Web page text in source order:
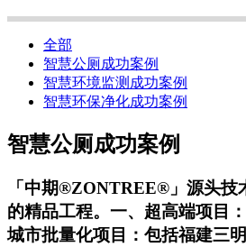
全部
智慧公厕成功案例
智慧环境监测成功案例
智慧环保净化成功案例
智慧公厕成功案例
「中期®ZONTREE®」源头技
的精品工程。一、超高端项目
城市批量化项目：包括福建三